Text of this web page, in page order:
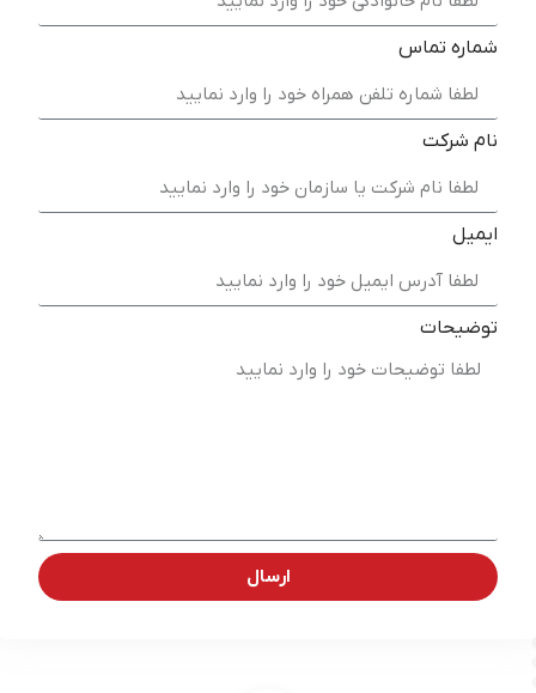
شماره تماس
نام شرکت
ایمیل
توضیحات
ارسال